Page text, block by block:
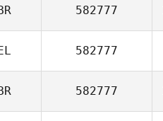
582777
582777
582777